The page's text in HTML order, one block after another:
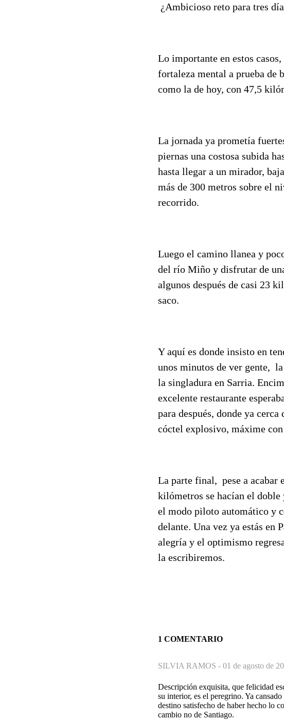
¿Ambicioso reto para tres
Lo importante en estos
fortaleza mental a prueba de
como la de hoy, con 47,5
La jornada ya prometía
piernas una costosa subida
hasta llegar a un mirador,
más de 300 metros sobre el
recorrido.
Luego el camino llanea y
del río Miño y disfrutar de
algunos después de casi 23
saco.
Y aquí es donde insisto en
unos minutos de ver gente,
la singladura en Sarria.
excelente restaurante
para después, donde ya
cóctel explosivo, máxime
La parte final, pese a acabar
kilómetros se hacían el doble
el modo piloto automático y
delante. Una vez ya estás en
alegría y el optimismo
la escribiremos.
1 COMENTARIO
SILVIA RAMOS - 01 de agosto de
Descripción exquisita, que felicidad
su interior, es el peregrino. Ya
destino satisfecho de haber hecho lo
cambio no de Santiago.